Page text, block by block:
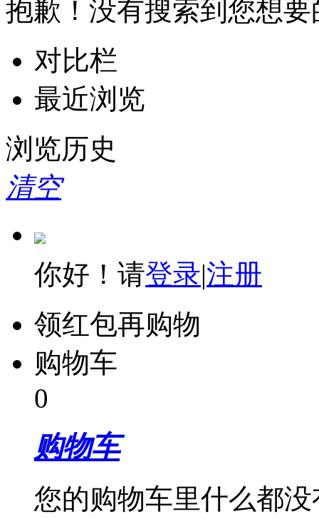
抱歉！没有搜索到您想
对比栏
最近浏览
浏览历史
清空
你好！请登录|注册
领红包再购物
购物车
0
购物车
您的购物车里什么都没